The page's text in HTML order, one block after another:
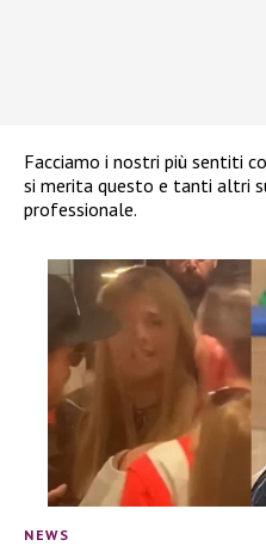
Facciamo i nostri più sentiti
si merita questo e tanti altri
professionale.
NEWS